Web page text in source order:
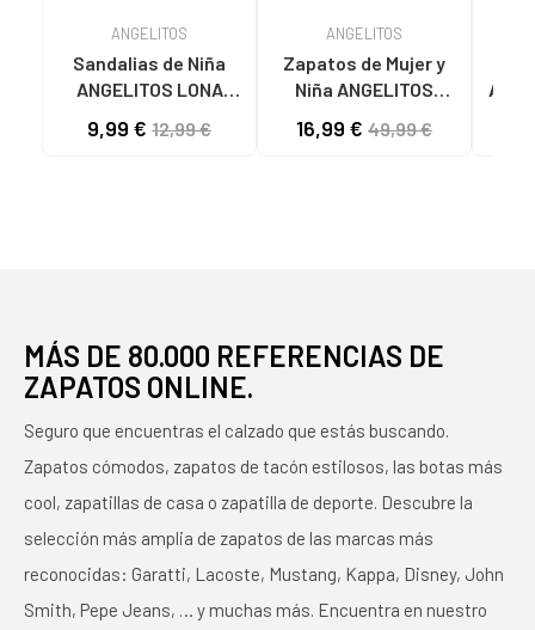
ANGELITOS
Sandalias de Niña
ANGELITOS LONA
9,99 € 12,99 €
ANGELITOS
Zapatos de Mujer y
Niña ANGELITOS
ROSA
16,99 € 49,99 €
MÁS DE 80.000 REFERENCIAS DE
ZAPATOS ONLINE.
Seguro que encuentras el calzado que estás buscando.
Zapatos cómodos, zapatos de tacón estilosos, las botas más
cool, zapatillas de casa o zapatilla de deporte. Descubre la
selección más amplia de zapatos de las marcas más
reconocidas: Garatti, Lacoste, Mustang, Kappa, Disney, John
Smith, Pepe Jeans, … y muchas más. Encuentra en nuestro